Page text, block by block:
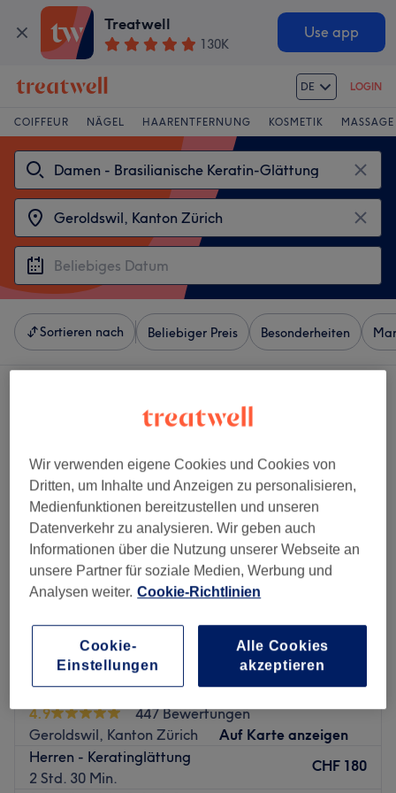
Treatwell
130K
Use app
DE LOGIN
COIFFEUR NÄGEL HAARENTFERNUNG KOSMETIK MASSAGE
Sortieren nach Beliebiger Preis Besonderheiten
The Golden Hair
4.9
447 Bewertungen
Geroldswil, Kanton Zürich
Auf Karte anzeigen
Herren - Keratinglättung
2 Std. 30 Min.
CHF 180
Wir verwenden eigene Cookies und Cookies von
Dritten, um Inhalte und Anzeigen zu personalisieren,
Medienfunktionen bereitzustellen und unseren
Datenverkehr zu analysieren. Wir geben auch
Informationen über die Nutzung unserer Webseite an
unsere Partner für soziale Medien, Werbung und
Analysen weiter. Cookie-Richtlinien
Alle Cookies
akzeptieren
Cookie-
Einstellungen